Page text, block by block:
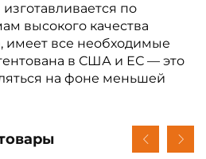
по
высокого качества
имеет все необходимые
в США и ЕС — это
на фоне меньшей